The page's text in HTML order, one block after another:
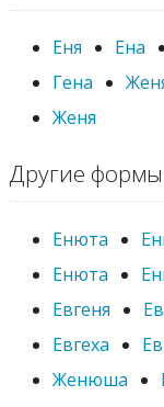
Еня Ена
Гена
Женя
Другие
Енюта
Енюта
Евгеня
Евгеха
Женюша